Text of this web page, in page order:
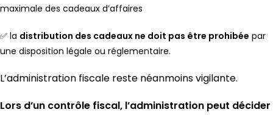
maximale des cadeaux d’affaires
✅ la distribution des cadeaux ne doit pas être prohibée par
une disposition légale ou réglementaire.
L’administration fiscale reste néanmoins vigilante.
Lors d’un contrôle fiscal, l’administration peut décider